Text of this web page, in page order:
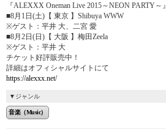
『ALEXXX Oneman Live 2015～NEON PARTY～』
■8月1日(土)【 東京 】Shibuya WWW
※ゲスト：平井 大、二宮 愛
■8月2日(日)【 大阪 】梅田Zeela
※ゲスト：平井 大
チケット好評販売中！
詳細はオフィシャルサイトにて
https://alexxx.net/
ジャンル
音楽（Music）